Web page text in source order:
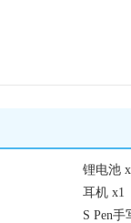
锂电池
耳机 x1
S Pen手